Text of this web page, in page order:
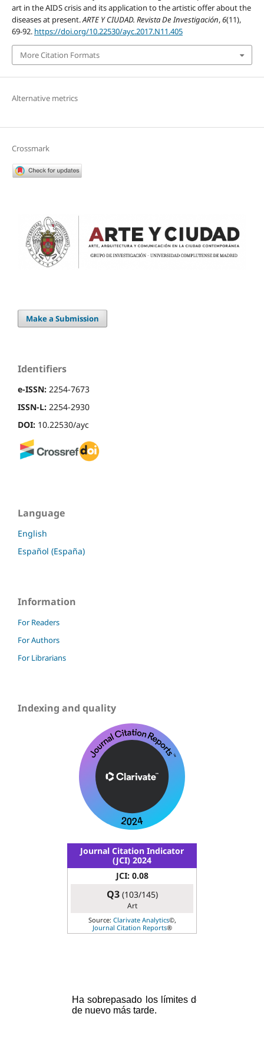
art in the AIDS crisis and its application to the artistic offer about the
diseases at present.ARTE Y CIUDAD. Revista De Investigación,6(11),
69-92. https://doi.org/10.22530/ayc.2017.N11.405
More Citation Formats
Alternative metrics
Crossmark
Make a Submission
Identifiers
e-ISSN: 2254-7673
ISSN-L: 2254-2930
DOI: 10.22530/ayc
Language
English
Español (España)
Information
For Readers
For Authors
For Librarians
Indexing and quality
Journal Citation Indicator
(JCI) 2024
JCI: 0.08
Q3(103/145)
Art
Source: Clarivate Analytics©,
Journal Citation Reports®